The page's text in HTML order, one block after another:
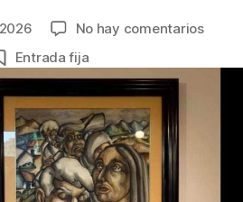
b
itt
er
ail er
e
st
m
p
ar
tir
No hay comentariosen
Entrada fija